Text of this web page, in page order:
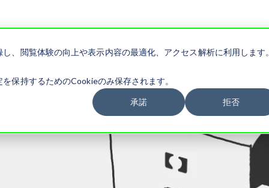
、閲覧体験の向上や表示内容の最適化、アクセス解析に利用します
保持するためのCookieのみ保存されます。
承諾 拒否